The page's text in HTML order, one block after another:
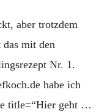
aber trotzdem
das mit den
Nr. 1.
habe ich
title=“Hier geht …